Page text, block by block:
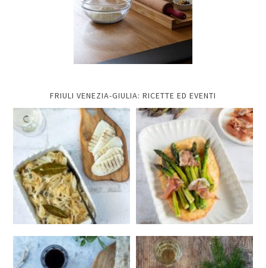
FRIULI VENEZIA-GIULIA: RICETTE ED EVENTI